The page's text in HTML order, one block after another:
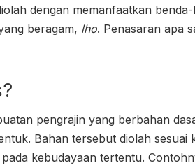
dengan memanfaatkan
beragam, lho. Penasaran apa
?
pengrajin yang berbahan
Bahan tersebut diolah sesuai
kebudayaan tertentu.